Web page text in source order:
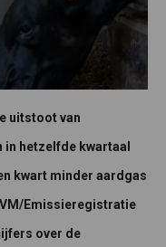
uitstoot van
hetzelfde kwartaal
kwart minder aardgas
Emissieregistratie
over de